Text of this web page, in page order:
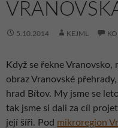
5.10.2014 KEJML
Když se řekne Vranovsko,
obraz Vranovské
hrad Bítov. My jsme se
tak jsme si dali za cíl
její šíři. Pod mikroregion